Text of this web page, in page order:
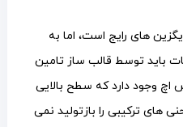
های رایج است، اما به
باید توسط قالب ساز تامین
وجود دارد که سطح بالایی
های ترکیبی را بازتولید نمی